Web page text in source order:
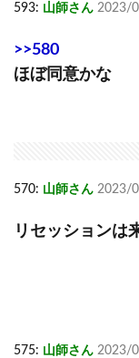
593: 山師さん 2023/
>>580
ほぼ同意かな
570: 山師さん 2023/
リセッションは
575: 山師さん 2023/